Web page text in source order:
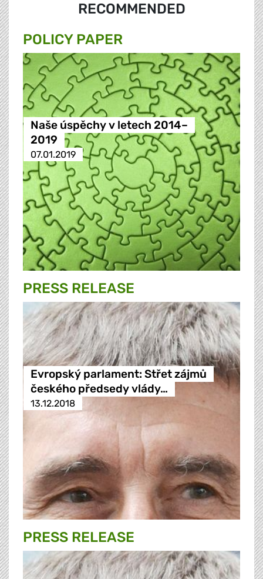
RECOMMENDED
POLICY PAPER
Naše úspěchy v letech 2014–
2019
07.01.2019
PRESS RELEASE
Evropský parlament: Střet zájmů
českého předsedy vlády…
13.12.2018
PRESS RELEASE